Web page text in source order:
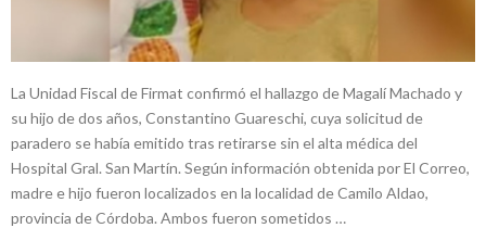
La Unidad Fiscal de Firmat confirmó el hallazgo de Magalí Machado y
su hijo de dos años, Constantino Guareschi, cuya solicitud de
paradero se había emitido tras retirarse sin el alta médica del
Hospital Gral. San Martín. Según información obtenida por El Correo,
madre e hijo fueron localizados en la localidad de Camilo Aldao,
provincia de Córdoba. Ambos fueron sometidos …